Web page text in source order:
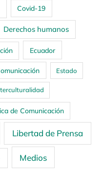
Covid-19
Derechos humanos
Ecuador
Estado
de Comunicación
Libertad de Prensa
Medios